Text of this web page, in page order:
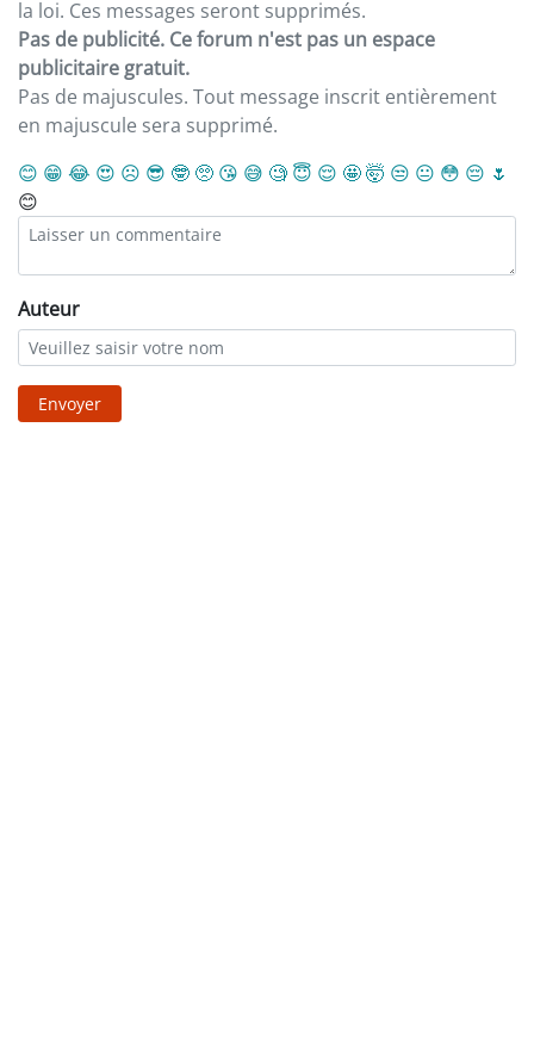
la loi. Ces messages seront supprimés.
Pas de publicité. Ce forum n'est pas un espace
publicitaire gratuit.
Pas de majuscules. Tout message inscrit entièrement
en majuscule sera supprimé.
😊 😁 😂 😍 ☹️ 😎 🤓 🥺 😘 😅 🧐 😇 😌 🤩🤯 😒 😐 😳 😔 🌷
😊
Auteur
Envoyer